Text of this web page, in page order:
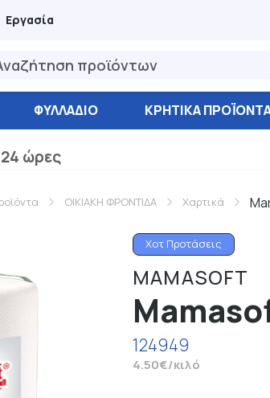
Εργασία
ΦΥΛΛΆΔΙΟ ΚΡΗΤΙΚΑ
ώρες
ΟΙΚΙΑΚΗ ΦΡΟΝΤΙΔΑ Χαρτικά
Χοτ Προτάσεις
MAMASOFT
124949
4.50€/κιλό